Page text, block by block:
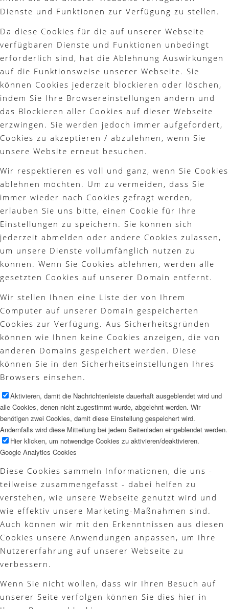
Dienste und Funktionen zur Verfügung zu stellen.
Da diese Cookies für die auf unserer Webseite
verfügbaren Dienste und Funktionen unbedingt
erforderlich sind, hat die Ablehnung Auswirkungen
auf die Funktionsweise unserer Webseite. Sie
können Cookies jederzeit blockieren oder löschen,
indem Sie Ihre Browsereinstellungen ändern und
das Blockieren aller Cookies auf dieser Webseite
erzwingen. Sie werden jedoch immer aufgefordert,
Cookies zu akzeptieren / abzulehnen, wenn Sie
unsere Website erneut besuchen.
Wir respektieren es voll und ganz, wenn Sie Cookies
ablehnen möchten. Um zu vermeiden, dass Sie
immer wieder nach Cookies gefragt werden,
erlauben Sie uns bitte, einen Cookie für Ihre
Einstellungen zu speichern. Sie können sich
jederzeit abmelden oder andere Cookies zulassen,
um unsere Dienste vollumfänglich nutzen zu
können. Wenn Sie Cookies ablehnen, werden alle
gesetzten Cookies auf unserer Domain entfernt.
Wir stellen Ihnen eine Liste der von Ihrem
Computer auf unserer Domain gespeicherten
Cookies zur Verfügung. Aus Sicherheitsgründen
können wie Ihnen keine Cookies anzeigen, die von
anderen Domains gespeichert werden. Diese
können Sie in den Sicherheitseinstellungen Ihres
Browsers einsehen.
Aktivieren, damit die Nachrichtenleiste dauerhaft ausgeblendet wird und
alle Cookies, denen nicht zugestimmt wurde, abgelehnt werden. Wir
benötigen zwei Cookies, damit diese Einstellung gespeichert wird.
Andernfalls wird diese Mitteilung bei jedem Seitenladen eingeblendet werden.
Hier klicken, um notwendige Cookies zu aktivieren/deaktivieren.
Google Analytics Cookies
Diese Cookies sammeln Informationen, die uns -
teilweise zusammengefasst - dabei helfen zu
verstehen, wie unsere Webseite genutzt wird und
wie effektiv unsere Marketing-Maßnahmen sind.
Auch können wir mit den Erkenntnissen aus diesen
Cookies unsere Anwendungen anpassen, um Ihre
Nutzererfahrung auf unserer Webseite zu
verbessern.
Wenn Sie nicht wollen, dass wir Ihren Besuch auf
unserer Seite verfolgen können Sie dies hier in